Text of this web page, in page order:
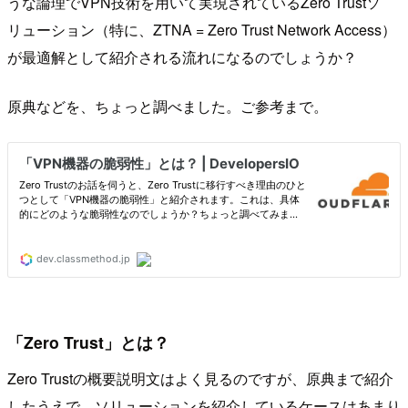
リューション（特に、ZTNA = Zero Trust Network Access）
が最適解として紹介される流れになるのでしょうか？
原典などを、ちょっと調べました。ご参考まで。
「Zero Trust」とは？
Zero Trustの概要説明文はよく見るのですが、原典まで紹介